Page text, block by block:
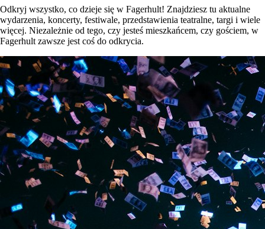
Odkryj wszystko, co dzieje się w Fagerhult! Znajdziesz tu aktualne
wydarzenia, koncerty, festiwale, przedstawienia teatralne, targi i wiele
więcej. Niezależnie od tego, czy jesteś mieszkańcem, czy gościem, w
Fagerhult zawsze jest coś do odkrycia.